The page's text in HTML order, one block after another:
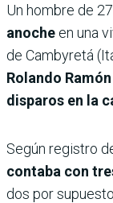
Un hombre de
anoche en una
de Cambyretá
Rolando
disparos en la
Según registro
contaba con
dos por